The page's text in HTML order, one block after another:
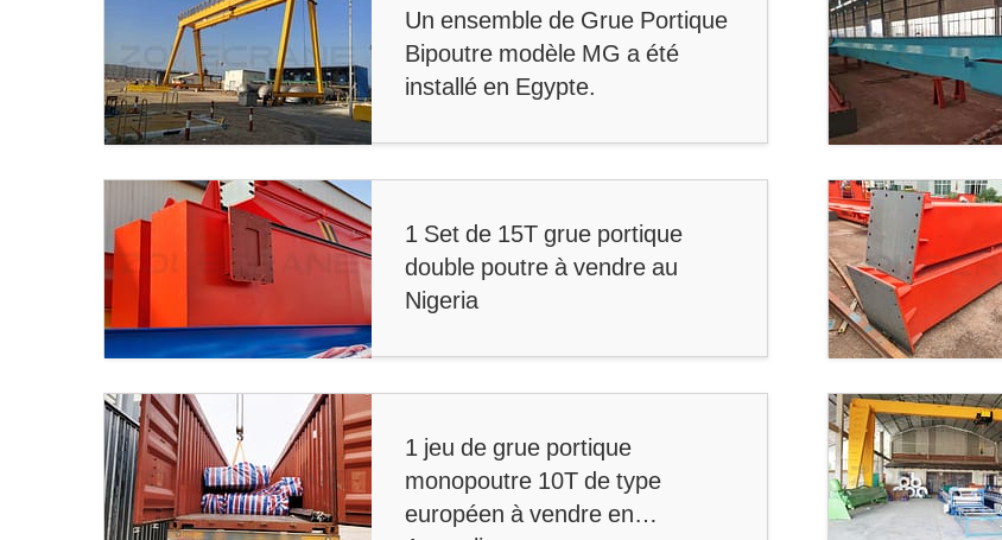
Un ensemble de Grue Portique
Bipoutre modèle MG a été
installé en Egypte.
1 Set de 15T grue portique
double poutre à vendre au
Nigeria
1 jeu de grue portique
monopoutre 10T de type
européen à vendre en